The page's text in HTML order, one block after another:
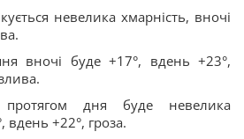
невелика хмарність, вночі
вночі буде +17°, вдень +23°,
дня буде невелика
вдень +22°, гроза.